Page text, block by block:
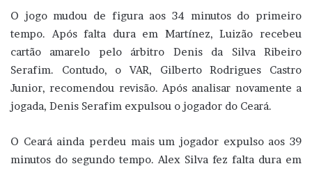
O jogo mudou de figura aos 34 minutos do primeiro
tempo. Após falta dura em Martínez, Luizão recebeu
cartão amarelo pelo árbitro Denis da Silva Ribeiro
Serafim. Contudo, o VAR, Gilberto Rodrigues Castro
Junior, recomendou revisão. Após analisar novamente a
jogada, Denis Serafim expulsou o jogador do Ceará.
O Ceará ainda perdeu mais um jogador expulso aos 39
minutos do segundo tempo. Alex Silva fez falta dura em